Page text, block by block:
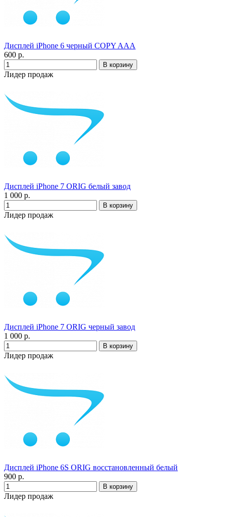
Дисплей iPhone 6 черный COPY AAA
600 р.
Лидер продаж
Дисплей iPhone 7 ORIG белый завод
1 000 р.
Лидер продаж
Дисплей iPhone 7 ORIG черный завод
1 000 р.
Лидер продаж
Дисплей iPhone 6S ORIG восстановленный белый
900 р.
Лидер продаж